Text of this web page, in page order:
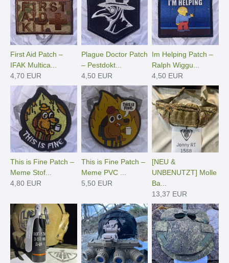
First Aid Patch –
IFAK Multica...
4,70 EUR
Plague Doctor Patch
– Pestdokt...
4,50 EUR
Im Helping Patch –
Ralph Wiggu...
4,50 EUR
This is Fine Patch –
Meme Stof...
4,80 EUR
This is Fine Patch –
Meme PVC ...
5,50 EUR
[NEU &
UNBENUTZT] Molle
Ba...
13,37 EUR